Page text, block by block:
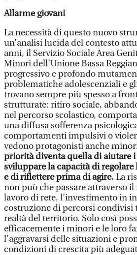
Allarme giovani
La necessità di questo nuovo
un’analisi lucida del contesto
anni, il Servizio Sociale Area
Minori dell’Unione Bassa
progressivo e profondo
problematiche adolescenziali e
trovano sempre più spesso a
strutturate: ritiro sociale,
nel percorso scolastico,
una diffusa sofferenza
comportamenti impulsivi o
vedono protagonisti anche
priorità diventa quella di aiutare
sviluppare la capacità di
e di riflettere prima di agire.La
non può che passare attraverso
lavoro di rete, l’investimento in
costruzione di percorsi condivisi
realtà del territorio. Solo così
efficacemente i minori e le loro
l’aggravarsi delle situazioni e
condizioni di crescita più